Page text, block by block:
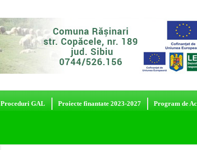
Proceduri GAL Proiecte finantate 2023-2027 Program de